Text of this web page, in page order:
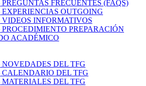
PREGUNTAS FRECUENTES (FAQS)
EXPERIENCIAS OUTGOING
VIDEOS INFORMATIVOS
PROCEDIMIENTO PREPARACIÓN
ACADÉMICO
NOVEDADES DEL TFG
CALENDARIO DEL TFG
MATERIALES DEL TFG